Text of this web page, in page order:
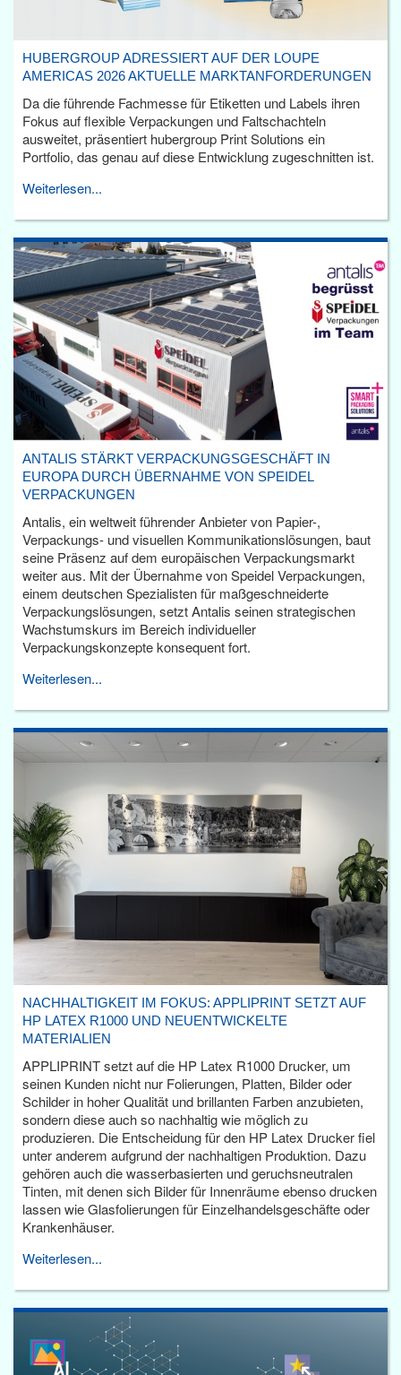
HUBERGROUP ADRESSIERT AUF DER LOUPE
AMERICAS 2026 AKTUELLE MARKTANFORDERUNGEN
Da die führende Fachmesse für Etiketten und Labels ihren
Fokus auf flexible Verpackungen und Faltschachteln
ausweitet, präsentiert hubergroup Print Solutions ein
Portfolio, das genau auf diese Entwicklung zugeschnitten ist.
Weiterlesen...
ANTALIS STÄRKT VERPACKUNGSGESCHÄFT IN
EUROPA DURCH ÜBERNAHME VON SPEIDEL
VERPACKUNGEN
Antalis, ein weltweit führender Anbieter von Papier-,
Verpackungs- und visuellen Kommunikationslösungen, baut
seine Präsenz auf dem europäischen Verpackungsmarkt
weiter aus. Mit der Übernahme von Speidel Verpackungen,
einem deutschen Spezialisten für maßgeschneiderte
Verpackungslösungen, setzt Antalis seinen strategischen
Wachstumskurs im Bereich individueller
Verpackungskonzepte konsequent fort.
Weiterlesen...
NACHHALTIGKEIT IM FOKUS: APPLIPRINT SETZT AUF
HP LATEX R1000 UND NEUENTWICKELTE
MATERIALIEN
APPLIPRINT setzt auf die HP Latex R1000 Drucker, um
seinen Kunden nicht nur Folierungen, Platten, Bilder oder
Schilder in hoher Qualität und brillanten Farben anzubieten,
sondern diese auch so nachhaltig wie möglich zu
produzieren. Die Entscheidung für den HP Latex Drucker fiel
unter anderem aufgrund der nachhaltigen Produktion. Dazu
gehören auch die wasserbasierten und geruchsneutralen
Tinten, mit denen sich Bilder für Innenräume ebenso drucken
lassen wie Glasfolierungen für Einzelhandelsgeschäfte oder
Krankenhäuser.
Weiterlesen...